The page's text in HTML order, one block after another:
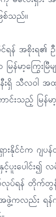
စ်သည်။
င်ရန် အစိုးရ
ကြွေးမြီမျ
သီလဝါ အထူ
းသည့် မြန်မ
းနိုင်ငံက ဂ
နှင့်ပူးပေါင်
ပ်ရန် တိုက်တွ
ကလည်း ရန်